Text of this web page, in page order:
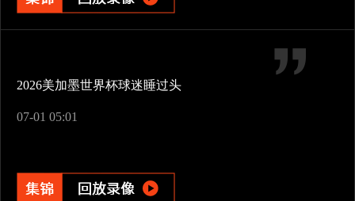
2026美加墨世界杯球迷睡过头
07-01 05:01